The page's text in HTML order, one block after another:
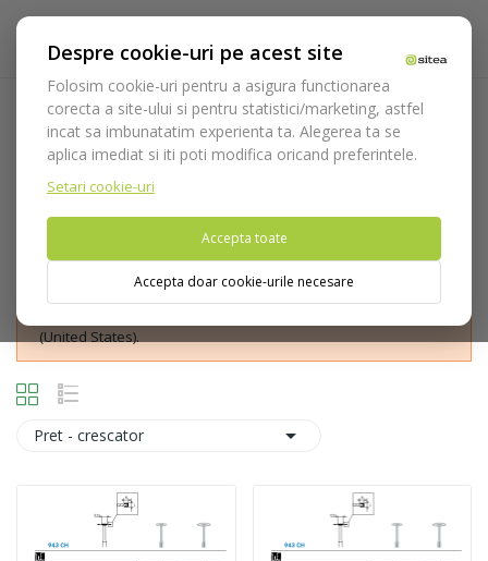
Despre cookie-uri pe acest site
Folosim cookie-uri pentru a asigura functionarea
corecta a site-ului si pentru statistici/marketing, astfel
incat sa imbunatatim experienta ta. Alegerea ta se
aplica imediat si iti poti modifica oricand preferintele.
Setari cookie-uri
Accepta toate
Accepta doar cookie-urile necesare
Disc diamantat
Acasa Consumabile Freze Freze chirurgie
(United States).
Pret - crescator 